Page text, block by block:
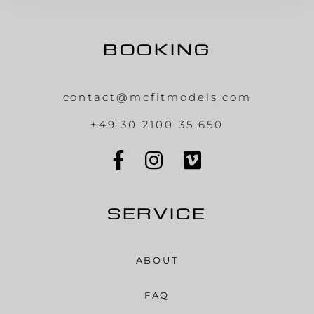
BOOKING
contact@mcfitmodels.com
+49 30 2100 35 650
SERVICE
ABOUT
FAQ